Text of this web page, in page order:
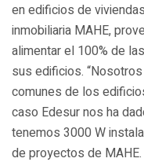
en edificios de
inmobiliaria MAHE,
alimentar el 100% de
sus edificios.
comunes de los
caso Edesur nos ha
tenemos 3000 W
de proyectos de MAHE.